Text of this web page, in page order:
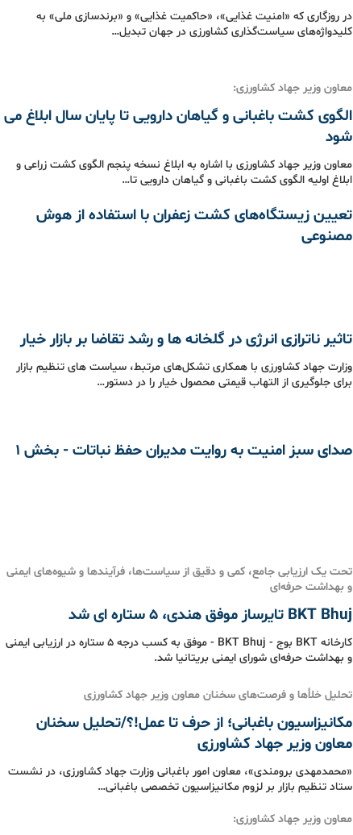
در روزگاری که «امنیت غذایی»، «حاکمیت غذایی» و «برندسازی ملی» به
کلیدواژه‌های سیاست‌گذاری کشاورزی در جهان تبدیل…
معاون وزیر جهاد کشاورزی:
الگوی کشت باغبانی و گیاهان دارویی تا پایان سال ابلاغ می
شود
معاون وزیر جهاد کشاورزی با اشاره به ابلاغ نسخه پنجم الگوی کشت زراعی و
ابلاغ اولیه الگوی کشت باغبانی و گیاهان دارویی تا…
تعیین زیستگاه‌های کشت زعفران با استفاده از هوش
مصنوعی
تاثیر ناترازی انرژی در گلخانه ها و رشد تقاضا بر بازار خیار
وزارت جهاد کشاورزی با همکاری تشکل‌های مرتبط، سیاست های تنظیم بازار
برای جلوگیری از التهاب قیمتی محصول خیار را در دستور…
صدای سبز امنیت به روایت مدیران حفظ نباتات - بخش ۱
تحت یک ارزیابی جامع، کمی و دقیق از سیاست‌ها، فرآیندها و شیوه‌های ایمنی
و بهداشت حرفه‌ای
BKT Bhuj تایرساز موفق هندی، 5 ستاره ای شد
کارخانه BKT بوج - BKT Bhuj - موفق به کسب درجه 5 ستاره در ارزیابی ایمنی
و بهداشت حرفه‌ای شورای ایمنی بریتانیا شد.
تحلیل خلأها و فرصت‌های سخنان معاون وزیر جهاد کشاورزی
مکانیزاسیون باغبانی؛ از حرف تا عمل!؟/تحلیل سخنان
معاون وزیر جهاد کشاورزی
«محمدمهدی برومندی»، معاون امور باغبانی وزارت جهاد کشاورزی، در نشست
ستاد تنظیم بازار بر لزوم مکانیزاسیون تخصصی باغبانی…
معاون وزیر جهاد کشاورزی: